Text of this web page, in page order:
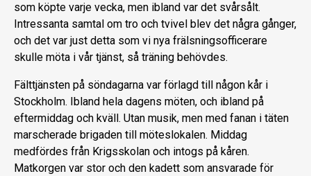
som köpte varje vecka, men ibland var det svårsålt.
Intressanta samtal om tro och tvivel blev det några gånger,
och det var just detta som vi nya frälsningsofficerare
skulle möta i vår tjänst, så träning behövdes.
Fälttjänsten på söndagarna var förlagd till någon kår i
Stockholm. Ibland hela dagens möten, och ibland på
eftermiddag och kväll. Utan musik, men med fanan i täten
marscherade brigaden till möteslokalen. Middag
medfördes från Krigsskolan och intogs på kåren.
Matkorgen var stor och den kadett som ansvarade för